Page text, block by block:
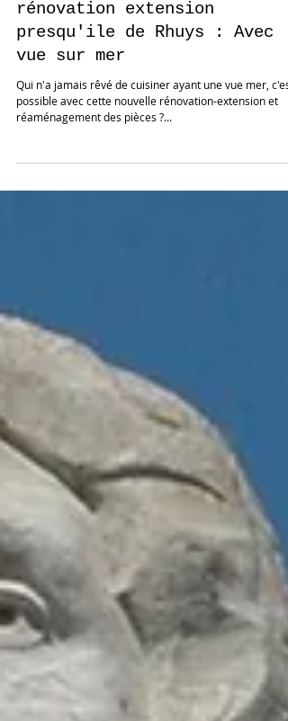
Nouveau chantier à venir
rénovation extension
presqu'ile de Rhuys : Avec
vue sur mer
Qui n'a jamais rêvé de cuisiner ayant une vue mer, c'est
réaménagement des pièces ?...